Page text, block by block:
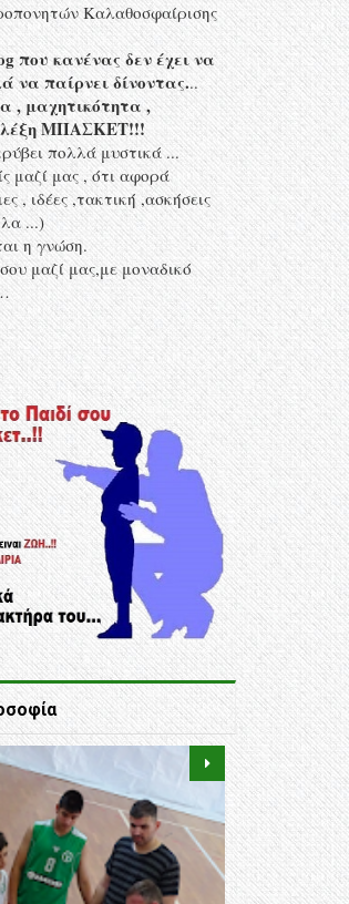
Kαλαθοσφαίρισης
που κανένας δεν έχει να
να παίρνει δίνοντας...
, μαχητικότητα ,
λέξη MΠΑΣΚΕΤ!!!
πολλά μυστικά ...
μαζί μας , ότι αφορά
, ιδέες ,τακτική ,ασκήσεις
...)
η γνώση.
μαζί μας,με μοναδικό